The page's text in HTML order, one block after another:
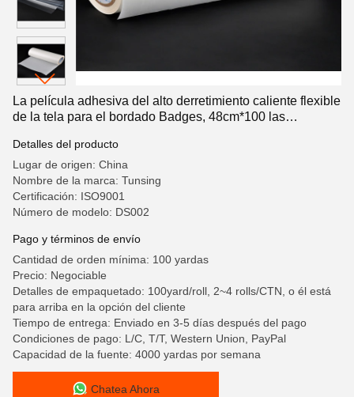
La película adhesiva del alto derretimiento caliente flexible
de la tela para el bordado Badges, 48cm*100 las
Detalles del producto
Lugar de origen: China
Nombre de la marca: Tunsing
Certificación: ISO9001
Número de modelo: DS002
Pago y términos de envío
Cantidad de orden mínima: 100 yardas
Precio: Negociable
Detalles de empaquetado: 100yard/roll, 2~4 rolls/CTN, o él está
para arriba en la opción del cliente
Tiempo de entrega: Enviado en 3-5 días después del pago
Condiciones de pago: L/C, T/T, Western Union, PayPal
Capacidad de la fuente: 4000 yardas por semana
Chatea Ahora